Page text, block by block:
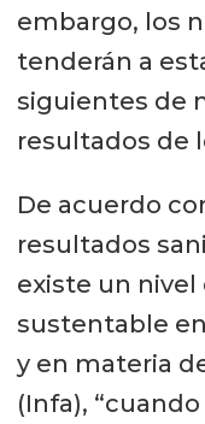
embargo, los
tenderán a
siguientes de
resultados de
De acuerdo
resultados
existe un
sustentable
y en materia
(Infa),